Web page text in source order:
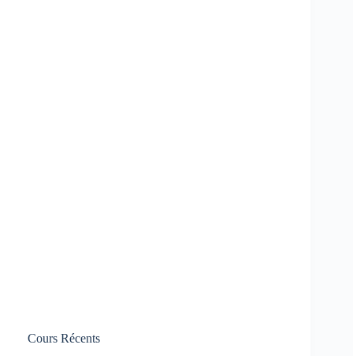
Cours Récents